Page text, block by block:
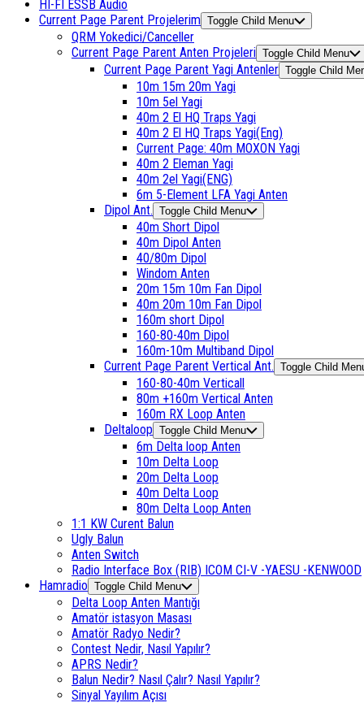
HI-FI ESSB Audio
Current Page Parent Projelerim Toggle Child Menu
QRM Yokedici/Canceller
Current Page Parent Anten Projeleri Toggle Child Menu
Current Page Parent Yagi Antenler Toggle Child
10m 15m 20m Yagi
10m 5el Yagi
40m 2 El HQ Traps Yagi
40m 2 El HQ Traps Yagi(Eng)
Current Page: 40m MOXON Yagi
40m 2 Eleman Yagi
40m 2el Yagi(ENG)
6m 5-Element LFA Yagi Anten
Dipol Ant. Toggle Child Menu
40m Short Dipol
40m Dipol Anten
40/80m Dipol
Windom Anten
20m 15m 10m Fan Dipol
40m 20m 10m Fan Dipol
160m short Dipol
160-80-40m Dipol
160m-10m Multiband Dipol
Current Page Parent Vertical Ant. Toggle Child
160-80-40m Verticall
80m +160m Vertical Anten
160m RX Loop Anten
Deltaloop Toggle Child Menu
6m Delta loop Anten
10m Delta Loop
20m Delta Loop
40m Delta Loop
80m Delta Loop Anten
1:1 KW Curent Balun
Ugly Balun
Anten Switch
Radio Interface Box (RIB) ICOM CI-V -YAESU -KENWOOD
Hamradio Toggle Child Menu
Delta Loop Anten Mantığı
Amatör istasyon Masası
Amatör Radyo Nedir?
Contest Nedir, Nasıl Yapılır?
APRS Nedir?
Balun Nedir? Nasıl Çalır? Nasıl Yapılır?
Sinyal Yayılım Açısı